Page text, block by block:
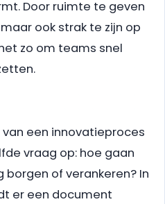
Door ruimte te geven
ook strak te zijn op
zo om teams snel
een innovatieproces
vraag op: hoe gaan
borgen of verankeren? In
er een document